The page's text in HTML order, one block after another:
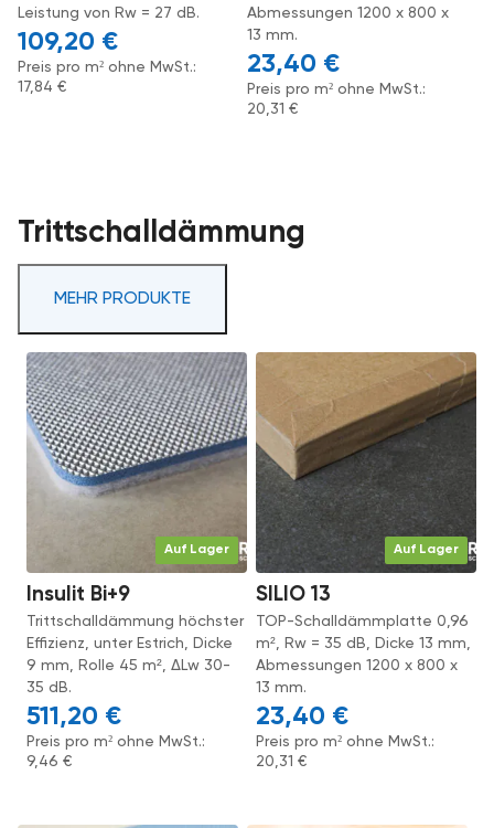
Leistung von Rw = 27 dB.
109,20 €
Preis pro m² ohne MwSt.:
17,84 €
Abmessungen 1200 x 800 x
13 mm.
23,40 €
Preis pro m² ohne MwSt.:
20,31 €
Trittschalldämmung
MEHR PRODUKTE
Auf Lager
Insulit Bi+9
Trittschalldämmung höchster
Effizienz, unter Estrich, Dicke
9 mm, Rolle 45 m², ΔLw 30-
35 dB.
511,20 €
Preis pro m² ohne MwSt.:
9,46€
Auf Lager
SILIO 13
TOP-Schalldämmplatte 0,96
m², Rw = 35 dB, Dicke 13 mm,
Abmessungen 1200 x 800 x
13 mm.
23,40 €
Preis pro m² ohne MwSt.:
20,31€